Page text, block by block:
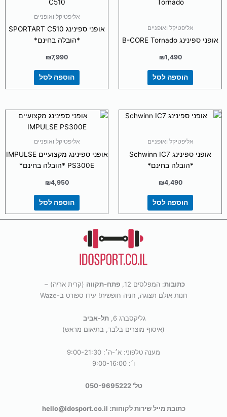
אליפטיקל ואופניים
אופני ספינינג B-CORE Tornado
₪1,490
הוספה לסל
אליפטיקל ואופניים
אופני ספינינג SPORTART C510
*הובלה בחינם*
₪7,990
הוספה לסל
אליפטיקל ואופניים
אופני ספינינג Schwinn IC7
*הובלה בחינם*
₪4,490
הוספה לסל
אליפטיקל ואופניים
אופני ספינינג מקצועיים IMPULSE
PS300E *הובלה בחינם*
₪4,950
הוספה לסל
כתובות: המפלסים 12, פתח-תקווה (קרית אריה) –
חנות אולם תצוגה, חניה חופשית! עידו ספורט ב-Waze
גליקסברג 6,
תל-אביב
(איסוף מוצרים בלבד, בתיאום מראש)
מענה טלפוני: א׳-ה׳: 9:00-21:30
ו׳: 9:00-16:00
טל' 050-9695222
כתובת מייל שירות לקוחות: hello@idosport.co.il